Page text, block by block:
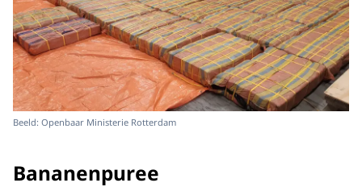
Beeld: Openbaar Ministerie Rotterdam
Bananenpuree